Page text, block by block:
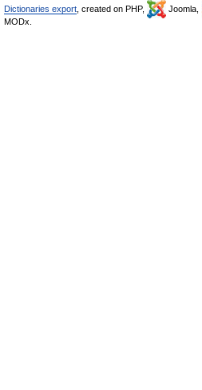
Dictionaries export , created on PHP, Joomla,
MODx.